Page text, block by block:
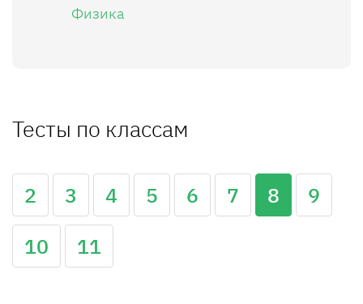
Физика
Тесты по классам
2 3 4 5 6 7 8
9
10
11